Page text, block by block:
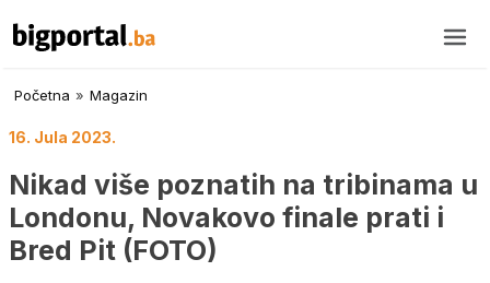
Početna » Magazin
16. Jula 2023.
Nikad više poznatih na tribinama u
Londonu, Novakovo finale prati i
Bred Pit (FOTO)